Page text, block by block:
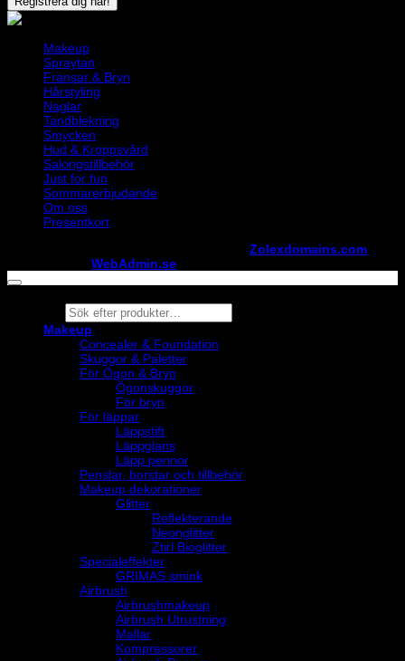
Makeup
Spraytan
Fransar & Bryn
Hårstyling
Naglar
Tandblekning
Smycken
Hud & Kroppsvård
Salongstillbehör
Just for fun
Sommarerbjudande
Om oss
Presentkort
Zolexdomains.com
WebAdmin.se
Products
search
Makeup
Concealer & Foundation
Skuggor & Paletter
För Ögon & Bryn
Ögonskuggor
För bryn
För läppar
Läppstift
Läppglans
Läpp pennor
Penslar, borstar och tillbehör
Makeup dekorationer
Glitter
Reflekterande
Neonglitter
Ztirl Bioglitter
Specialeffekter
GRIMAS smink
Airbrush
Airbrushmakeup
Airbrush Utrustning
Mallar
Kompressorer